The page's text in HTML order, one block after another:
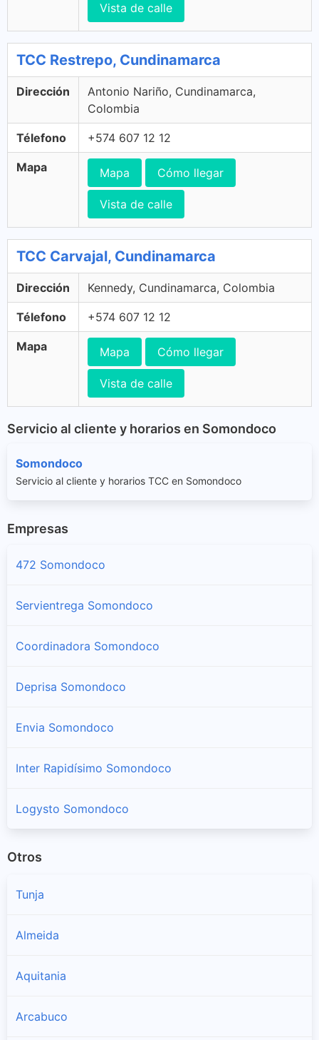
Vista de calle
TCC Restrepo, Cundinamarca
Dirección
Antonio Nariño, Cundinamarca,
Colombia
Télefono +574 607 12 12
Mapa Mapa Cómo llegar
Vista de calle
TCC Carvajal, Cundinamarca
Dirección Kennedy, Cundinamarca, Colombia
Télefono +574 607 12 12
Mapa Mapa Cómo llegar
Vista de calle
Servicio al cliente y horarios en Somondoco
Somondoco
Servicio al cliente y horarios TCC en Somondoco
Empresas
472 Somondoco
Servientrega Somondoco
Coordinadora Somondoco
Deprisa Somondoco
Envia Somondoco
Inter Rapidísimo Somondoco
Logysto Somondoco
Otros
Tunja
Almeida
Aquitania
Arcabuco